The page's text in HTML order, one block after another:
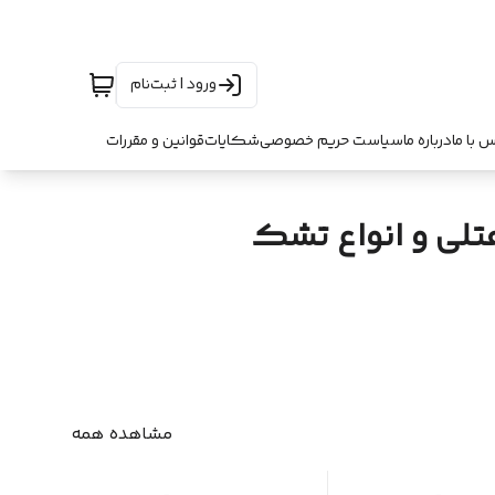
ورود | ثبت‌نام
با مادرباره ماسیاست حریم خصوصیشکایاتقوانین و مقررات
و انواع تشک
مشاهده همه